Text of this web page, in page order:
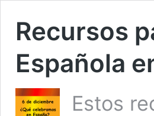
Recursos
Española
Estos